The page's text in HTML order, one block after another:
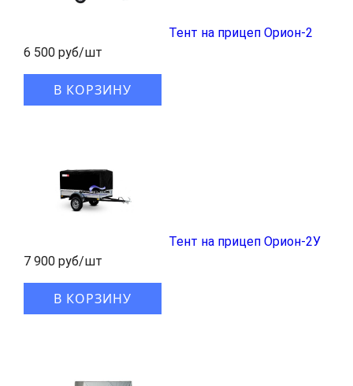
Тент на прицеп Орион-2
6 500 руб/шт
В КОРЗИНУ
Тент на прицеп Орион-2У
7 900 руб/шт
В КОРЗИНУ